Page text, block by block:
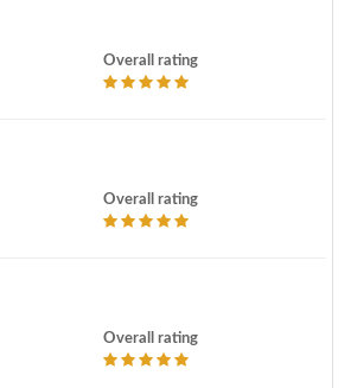
Overall rating
Overall rating
Overall rating